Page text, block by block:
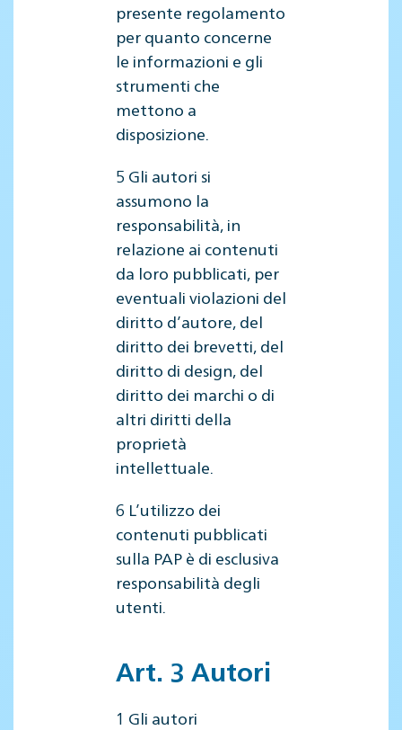
presente regolamento
per quanto concerne
le informazioni e gli
strumenti che
mettono a
disposizione.
5 Gli autori si
assumono la
responsabilità, in
relazione ai contenuti
da loro pubblicati, per
eventuali violazioni del
diritto d’autore, del
diritto dei brevetti, del
diritto di design, del
diritto dei marchi o di
altri diritti della
proprietà
intellettuale.
6 L’utilizzo dei
contenuti pubblicati
sulla PAP è di esclusiva
responsabilità degli
utenti.
Art. 3 Autori
1 Gli autori